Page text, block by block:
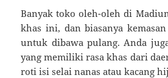
Banyak toko oleh-oleh di
khas ini, dan biasanya
untuk dibawa pulang. Anda
yang memiliki rasa khas dari
roti isi selai nanas atau kacang